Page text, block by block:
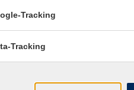
Tracking
Tracking